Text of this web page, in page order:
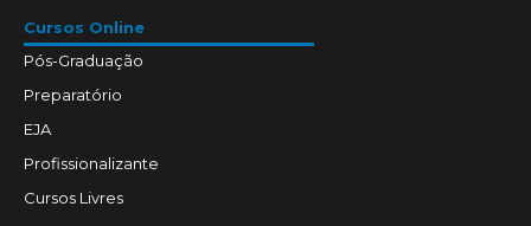
Cursos Online
Pós-Graduação
Preparatório
EJA
Profissionalizante
Cursos Livres